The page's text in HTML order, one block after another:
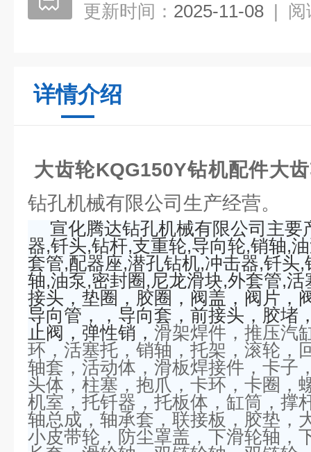
更新时间： 2025-11-08 | 阅
详情介绍
大齿轮KQG150Y钻机配件大
钻孔机械有限公司生产经营。
宣化腾达钻孔机械有限公司主要
器,钎头,钻杆,支重轮,导向轮,销轴,
套管,配器座,潜孔钻机,冲击器,钎头,
轴,油泵,密封圈 ,尼龙滑块,外套管,活
接头，垫圈，胶圈，阀盖，阀片，
导向管，，导向套，前接头，胶堵
止阀，弹性销， 滑架焊件，推压汽
环，活塞托，销轴，托架，滚轮，
轴套，活动体，滑板焊接件，卡子
头体，柱塞，抱爪，卡环，卡圈，
机室，托钎器，托板体，缸筒，撑
轴总成，轴承套，联接板，胶垫，
小皮带轮，防尘罩盖，下滑轮轴，